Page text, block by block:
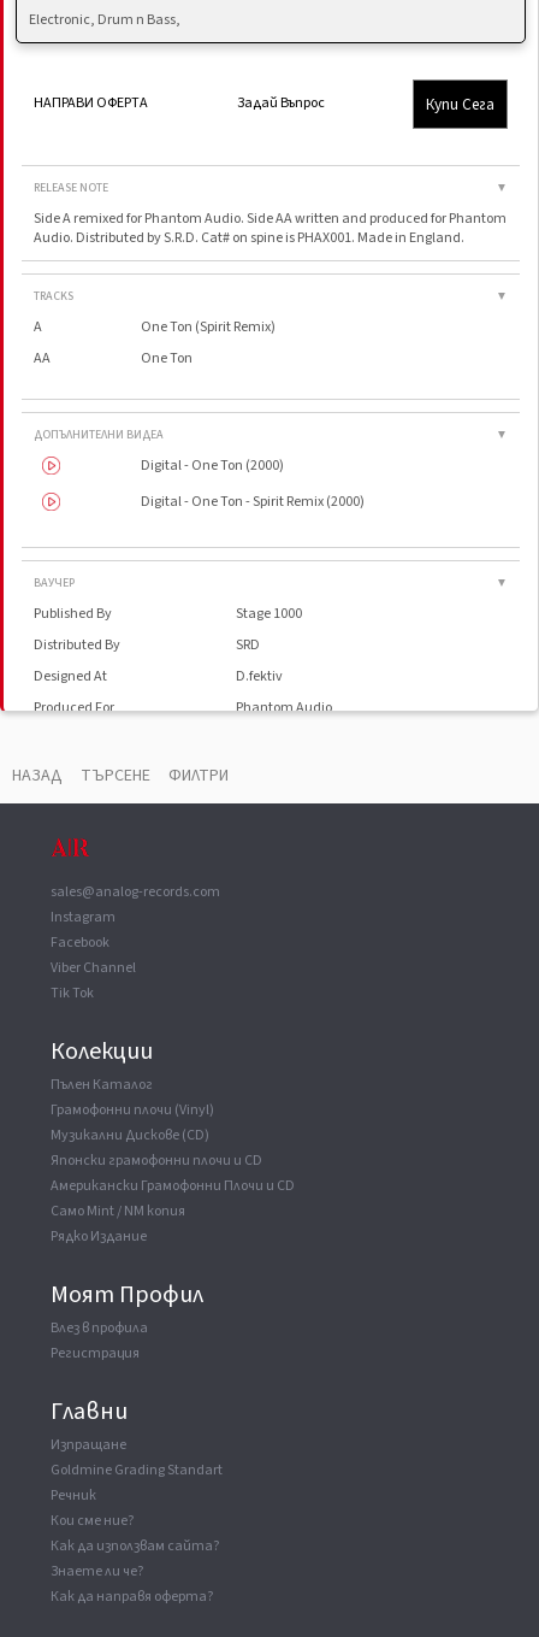
Electronic, Drum n Bass,
НАПРАВИ ОФЕРТА Задай Въпрос Купи Сега
RELEASE NOTE ▼
Side A remixed for Phantom Audio. Side AA written and produced for Phantom
Audio. Distributed by S.R.D. Cat# on spine is PHAX001. Made in England.
TRACKS ▼
A
One Ton (Spirit Remix)
AA
One Ton
ДОПЪЛНИТЕЛНИ ВИДЕА ▼
Digital - One Ton (2000)
Digital - One Ton - Spirit Remix (2000)
ВАУЧЕР ▼
Published By
Stage 1000
Distributed By
SRD
Designed At
D.fektiv
Produced For
Phantom Audio
НАЗАД ТЪРСЕНЕ ФИЛТРИ
sales@analog-records.com
Instagram
Facebook
Viber Channel
Tik Tok
Колекции
Пълен Каталог
Грамофонни плочи (Vinyl)
Музикални Дискове (CD)
Японски грамофонни плочи и CD
Американски Грамофонни Плочи и CD
Само Mint / NM копия
Рядко Издание
Моят Профил
Влез в профила
Регистрация
Главни
Изпращане
Goldmine Grading Standart
Речник
Кои сме ние?
Как да използвам сайта?
Знаете ли че?
Как да направя оферта?